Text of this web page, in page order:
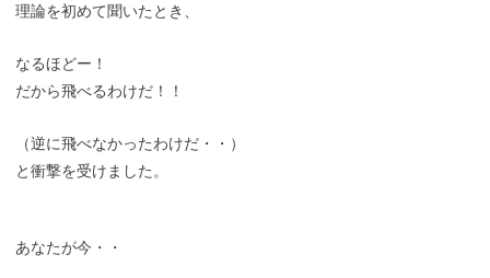
理論を初めて聞いたとき、
なるほどー！
だから飛べるわけだ！！
（逆に飛べなかったわけだ・・）
と衝撃を受けました。
あなたが今・・